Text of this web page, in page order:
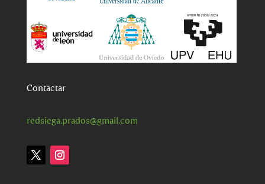
Contactar
redsiega.prados@gmail.com